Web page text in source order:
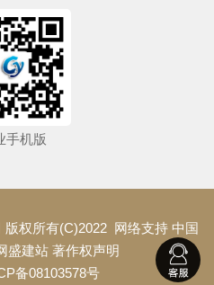
手机版
版权所有(C)2022 网络支持 中国
盛建站 著作权声明
备08103578号